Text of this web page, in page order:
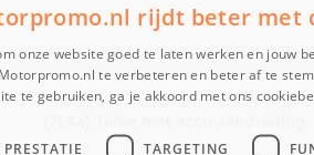
rijdt beter met
onze website goed te laten werken en jouw
te verbeteren en beter af te
te gebruiken, ga je akkoord met ons
PRESTATIE TARGETING